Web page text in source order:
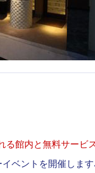
る館内と無料サービ
イベントを開催しま